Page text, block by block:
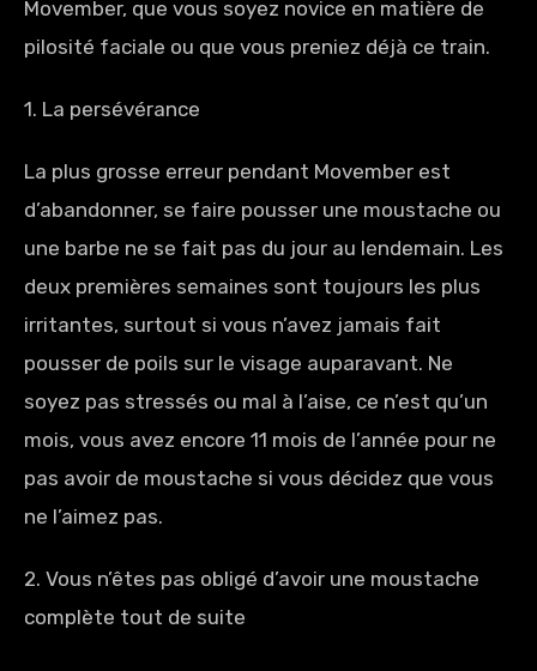
Movember, que vous soyez novice en matière de
pilosité faciale ou que vous preniez déjà ce train.
1. La persévérance
La plus grosse erreur pendant Movember est
d’abandonner, se faire pousser une moustache ou
une barbe ne se fait pas du jour au lendemain. Les
deux premières semaines sont toujours les plus
irritantes, surtout si vous n’avez jamais fait
pousser de poils sur le visage auparavant. Ne
soyez pas stressés ou mal à l’aise, ce n’est qu’un
mois, vous avez encore 11 mois de l’année pour ne
pas avoir de moustache si vous décidez que vous
ne l’aimez pas.
2. Vous n’êtes pas obligé d’avoir une moustache
complète tout de suite